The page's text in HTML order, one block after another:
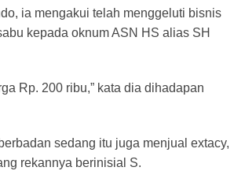
ia mengakui telah menggeluti bisnis
kepada oknum ASN HS alias SH
Rp. 200 ribu,” kata dia dihadapan
sedang itu juga menjual extacy,
rekannya berinisial S.